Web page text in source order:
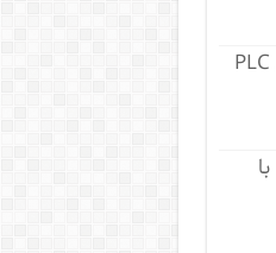
آموزش کنترل موتور DC با